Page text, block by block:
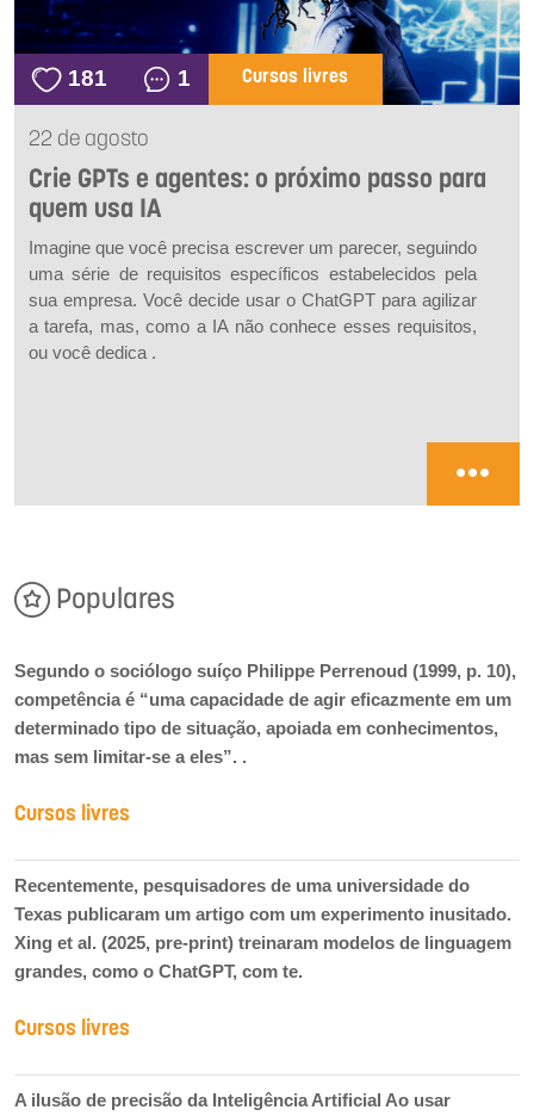
181 1 Cursos livres
22 de agosto
Crie GPTs e agentes: o próximo passo para
quem usa IA
Imagine que você precisa escrever um parecer, seguindo
uma série de requisitos específicos estabelecidos pela
sua empresa. Você decide usar o ChatGPT para agilizar
a tarefa, mas, como a IA não conhece esses requisitos,
ou você dedica .
Populares
Segundo o sociólogo suíço Philippe Perrenoud (1999, p. 10),
competência é “uma capacidade de agir eficazmente em um
determinado tipo de situação, apoiada em conhecimentos,
mas sem limitar-se a eles”. .
Cursos livres
Recentemente, pesquisadores de uma universidade do
Texas publicaram um artigo com um experimento inusitado.
Xing et al. (2025, pre-print) treinaram modelos de linguagem
grandes, como o ChatGPT, com te.
Cursos livres
A ilusão de precisão da Inteligência Artificial Ao usar